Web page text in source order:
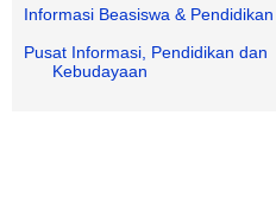
Informasi Beasiswa & Pendidikan
Pusat Informasi, Pendidikan dan
Kebudayaan